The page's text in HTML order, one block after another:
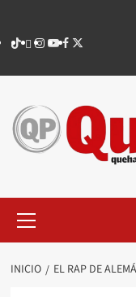
contenido
TikTok
threads
Instagram
Youtube
Facebook
X
principal
INICIO EL RAP DE